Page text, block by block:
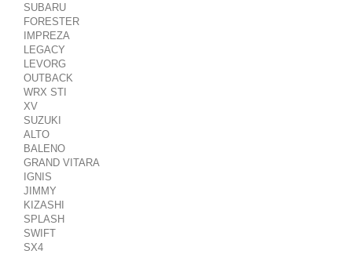
SUBARU
FORESTER
IMPREZA
LEGACY
LEVORG
OUTBACK
WRX STI
XV
SUZUKI
ALTO
BALENO
GRAND VITARA
IGNIS
JIMMY
KIZASHI
SPLASH
SWIFT
SX4